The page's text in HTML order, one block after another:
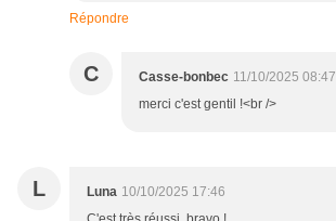
Répondre
C Casse-bonbec 11/10/2025 08:47
merci c'est gentil !<br />
L Luna 10/10/2025 17:46